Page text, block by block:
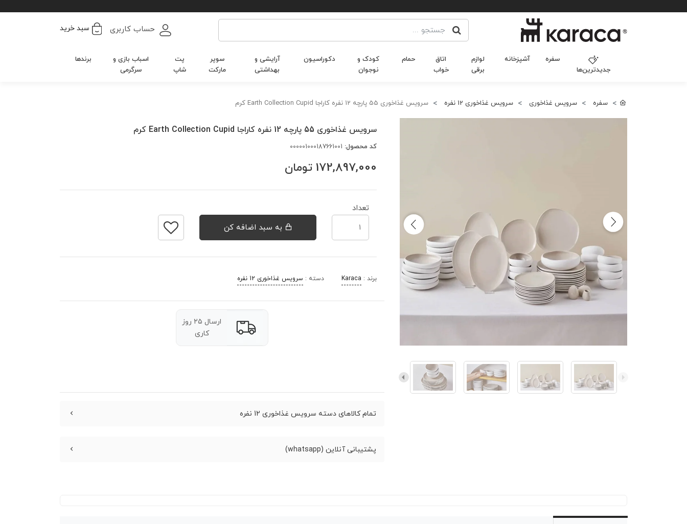
حساب کاربری سبد خرید
جدیدترین‌ها
سفره آشپزخانه
لوازم
برقی
اتاق
خواب
حمام
کودک و
نوجوان
دکوراسیون
آرایشی و
بهداشتی
سوپر
مارکت
پت
شاپ
اسباب بازی و
سرگرمی
برندها
سفره سرویس غذاخوری سرویس غذاخوری 12 نفره سرویس غذاخوری 55 پارچه 12 نفره کاراجا Earth Collection Cupid کرم
سرویس غذاخوری 55 پارچه 12 نفره کاراجا Earth Collection Cupid کرم
کد محصول:
172,897,000 تومان
تعداد
برند : Karaca دسته : سرویس غذاخوری 12 نفره
ارسال ۲۵ روز
کاری
تمام کالاهای دسته سرویس غذاخوری 12 نفره
پشتیبانی آنلاین (whatsapp)